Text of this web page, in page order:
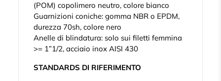
(POM) copolimero neutro, colore bianco
Guarnizioni coniche: gomma NBR o EPDM,
durezza 70sh, colore nero
Anelle di blindatura: solo sui filetti femmina
>= 1”1/2, acciaio inox AISI 430
STANDARDS DI RIFERIMENTO